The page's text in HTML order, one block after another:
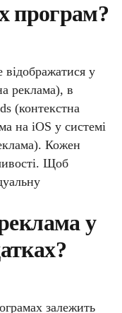
програм?
відображатися у
реклама), в
(контекстна
на iOS у системі
Кожен
Щоб
у
залежить